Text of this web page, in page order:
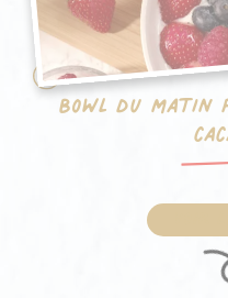
Bowl du
Voir